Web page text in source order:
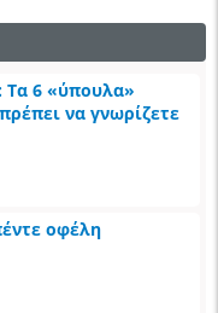
Τα 6 «ύπουλα»
να γνωρίζετε
οφέλη